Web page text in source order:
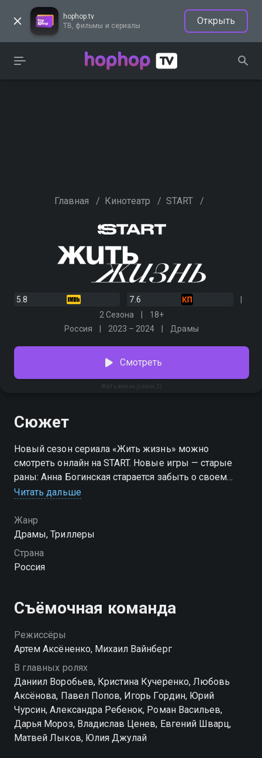
hophop.tv
ТВ, фильмы и сериалы
Открыть
Главная / Кинотеатр / START /
5.8
7.6
2 Сезона
18+
Россия
2023 – 2024 Драмы
Жить жизнь (сезон 2)
Смотреть
Сюжет
Новый сезон сериала «Жить жизнь» можно
смотреть онлайн на START. Новые игры — старые
раны: Анна Богинская старается забыть о своем
прошлом, преследующем на каждом шагу. Она
пытается распахнуть неприступные двери
закрытого клуба, где молодых людей учат техникам
пикапа, ломающим жизни девушек. Встреча с юной
Софией, полной надежд и мечтаний, заставляет Аню
Отношения с Матвеем добавляют еще больше
вопросов. Любовь, ревность, страхи и сомнения —
эмоции переплетаются в ее сердце. Сможет ли
Богинская принять правду и двигаться дальше, не
«Жить жизнь» можно смотреть онлайн. Дата выхода
нового сезона — 12 сентября 2024 года.
Посмотреть онлайн 2 сезон сериала Жить жизнь вы
можете совершенно бесплатно в хорошем HD
качестве на hophop.tv
Читать дальше
Жанр
Драмы, Триллеры
Страна
Россия
Съёмочная команда
Режиссёры
Артем Аксёненко, Михаил Вайнберг
В главных ролях
Даниил Воробьев, Кристина Кучеренко, Любовь
Аксёнова, Павел Попов, Игорь Гордин, Юрий
Чурсин, Александра Ребенок, Роман Васильев,
Дарья Мороз, Владислав Ценев, Евгений Шварц,
Матвей Лыков, Юлия Джулай